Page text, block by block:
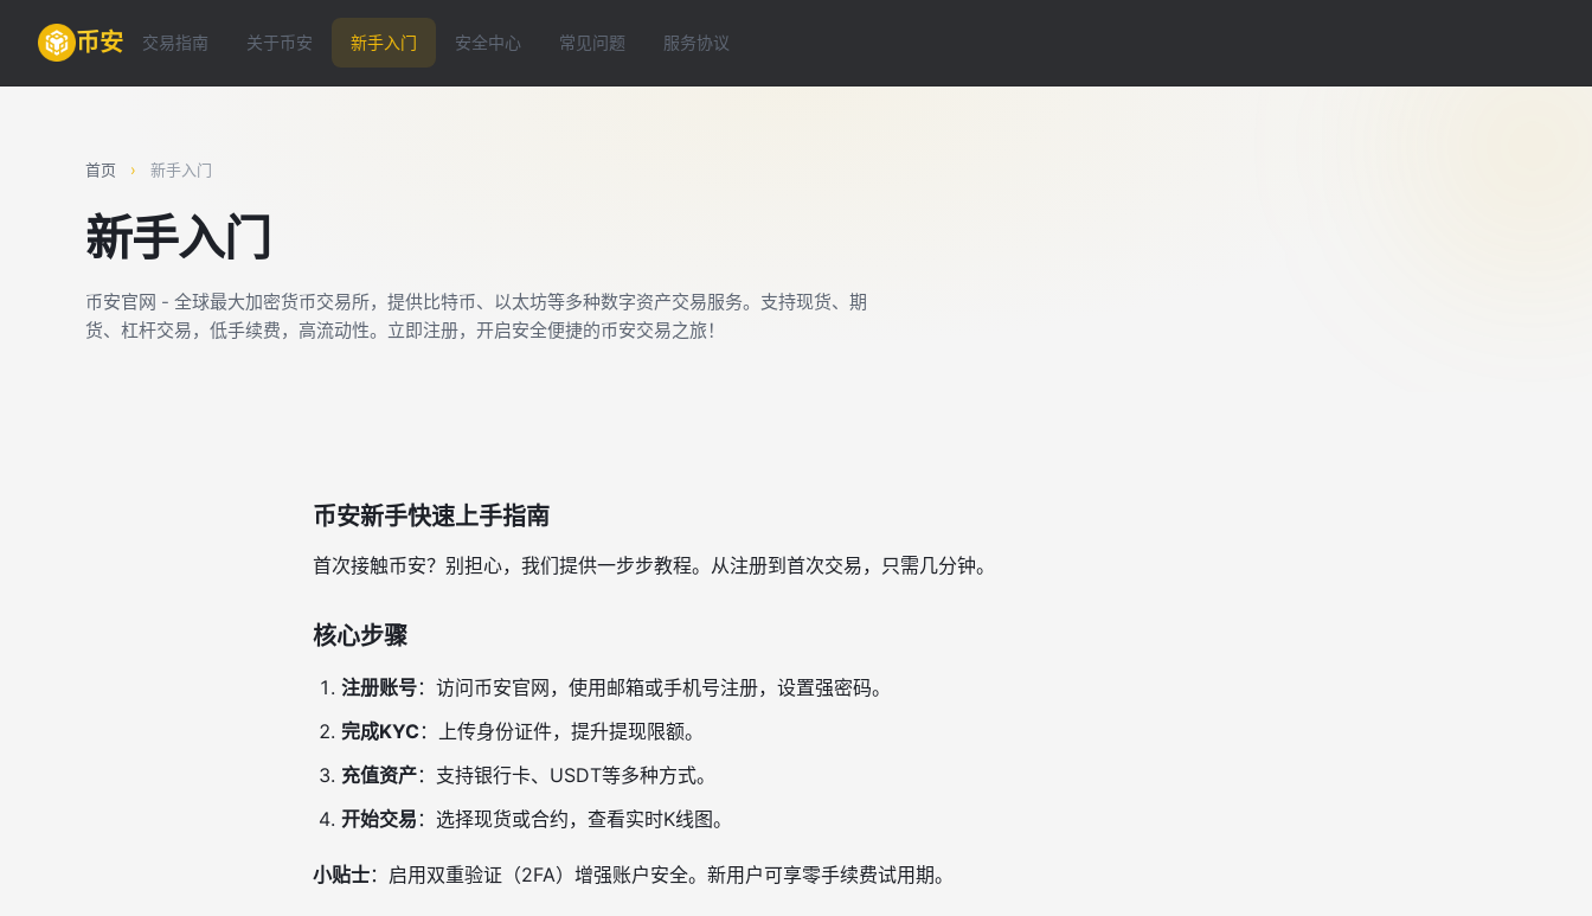
币安 交易指南 关于币安 新手入门 安全中心 常见问题 服务协议
首页 › 新手入门
新手入门
币安官网 - 全球最大加密货币交易所，提供比特币、以太坊等多种数字资产交易服务。支持现货、期
货、杠杆交易，低手续费，高流动性。立即注册，开启安全便捷的币安交易之旅！
币安新手快速上手指南
首次接触币安？别担心，我们提供一步步教程。从注册到首次交易，只需几分钟。
核心步骤
注册账号：访问币安官网，使用邮箱或手机号注册，设置强密码。
完成KYC：上传身份证件，提升提现限额。
充值资产：支持银行卡、USDT等多种方式。
开始交易 ：选择现货或合约，查看实时K线图。
小贴士：启用双重验证（2FA）增强账户安全。新用户可享零手续费试用期。